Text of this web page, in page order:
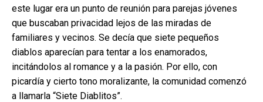
este lugar era un punto de reunión para parejas jóvenes
que buscaban privacidad lejos de las miradas de
familiares y vecinos. Se decía que siete pequeños
diablos aparecían para tentar a los enamorados,
incitándolos al romance y a la pasión. Por ello, con
picardía y cierto tono moralizante, la comunidad comenzó
a llamarla “Siete Diablitos”.